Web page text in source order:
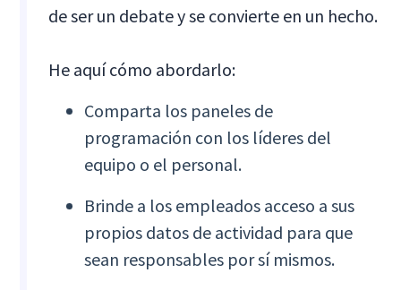
de ser un debate y se convierte en un hecho.
He aquí cómo abordarlo:
Comparta los paneles de
programación con los líderes del
equipo o el personal.
Brinde a los empleados acceso a sus
propios datos de actividad para que
sean responsables por sí mismos.